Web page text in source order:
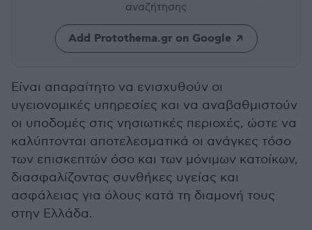
αναζήτησης
Add Protothema.gr on Google
Είναι απαραίτητο να ενισχυθούν οι
υγειονομικές υπηρεσίες και να αναβαθμιστούν
οι υποδομές στις νησιωτικές περιοχές, ώστε να
καλύπτονται αποτελεσματικά οι ανάγκες τόσο
των επισκεπτών όσο και των μόνιμων κατοίκων,
διασφαλίζοντας συνθήκες υγείας και
ασφάλειας για όλους κατά τη διαμονή τους
στην Ελλάδα.